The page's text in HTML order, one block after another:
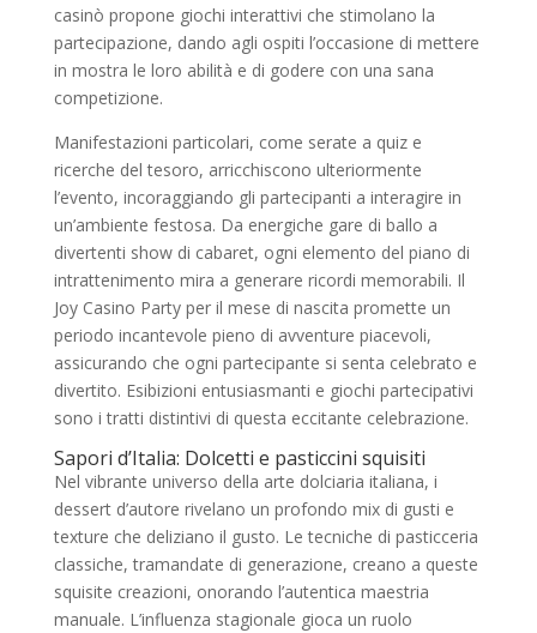
casinò propone giochi interattivi che stimolano la
partecipazione, dando agli ospiti l’occasione di mettere
in mostra le loro abilità e di godere con una sana
competizione.
Manifestazioni particolari, come serate a quiz e
ricerche del tesoro, arricchiscono ulteriormente
l’evento, incoraggiando gli partecipanti a interagire in
un’ambiente festosa. Da energiche gare di ballo a
divertenti show di cabaret, ogni elemento del piano di
intrattenimento mira a generare ricordi memorabili. Il
Joy Casino Party per il mese di nascita promette un
periodo incantevole pieno di avventure piacevoli,
assicurando che ogni partecipante si senta celebrato e
divertito. Esibizioni entusiasmanti e giochi partecipativi
sono i tratti distintivi di questa eccitante celebrazione.
Sapori d’Italia: Dolcetti e pasticcini squisiti
Nel vibrante universo della arte dolciaria italiana, i
dessert d’autore rivelano un profondo mix di gusti e
texture che deliziano il gusto. Le tecniche di pasticceria
classiche, tramandate di generazione, creano a queste
squisite creazioni, onorando l’autentica maestria
manuale. L’influenza stagionale gioca un ruolo